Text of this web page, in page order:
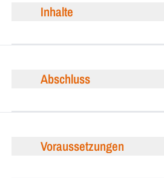
Inhalte
Abschluss
Voraussetzungen